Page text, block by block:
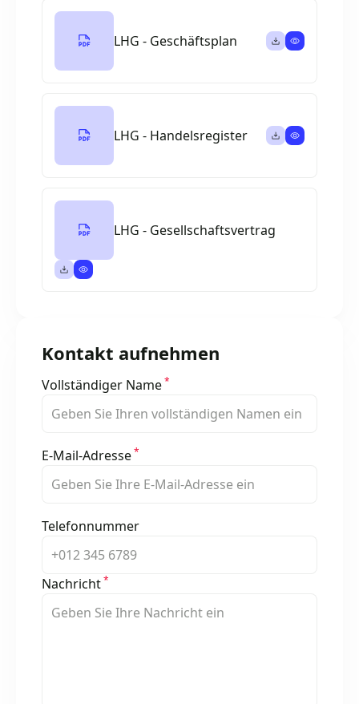
LHG - Geschäftsplan
LHG - Handelsregister
LHG - Gesellschaftsvertrag
Kontakt aufnehmen
Vollständiger Name*
E-Mail-Adresse*
Telefonnummer
Nachricht*